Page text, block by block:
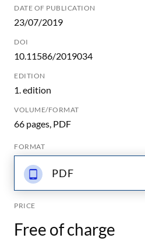
DATE OF PUBLICATION
23/07/2019
DOI
10.11586/2019034
EDITION
1. edition
VOLUME/FORMAT
66 pages, PDF
FORMAT
PDF
PRICE
Free of charge